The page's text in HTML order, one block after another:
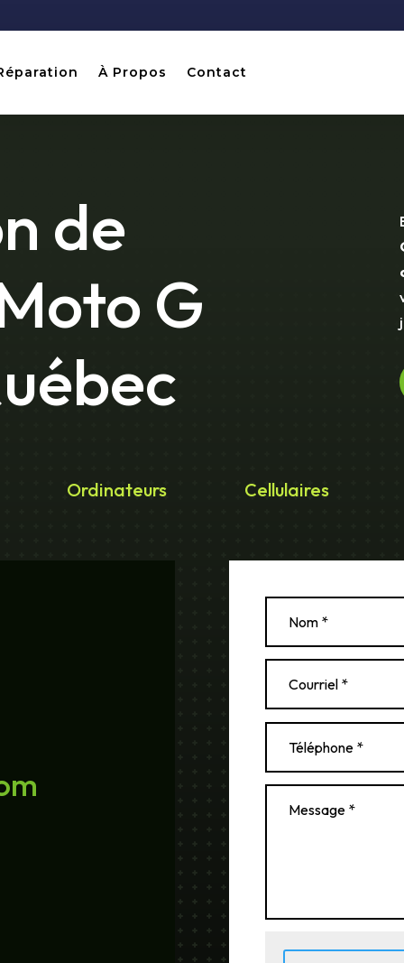
À Propos Contact
de
G
Ordinateurs Cellulaires